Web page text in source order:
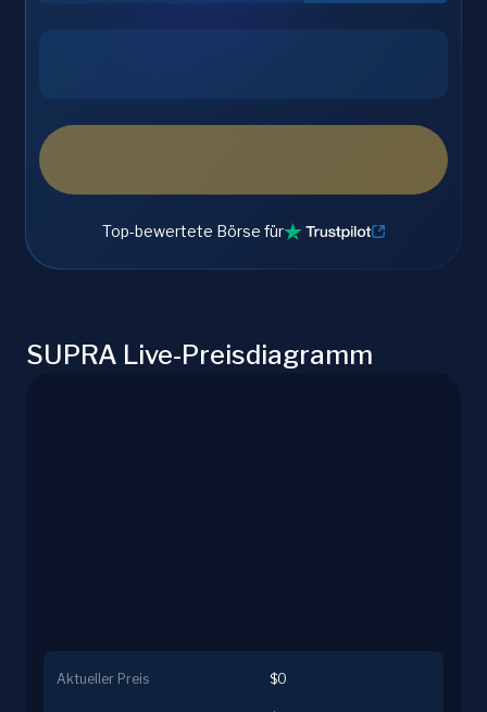
Top-bewertete Börse für
SUPRA Live-Preisdiagramm
Aktueller Preis $0